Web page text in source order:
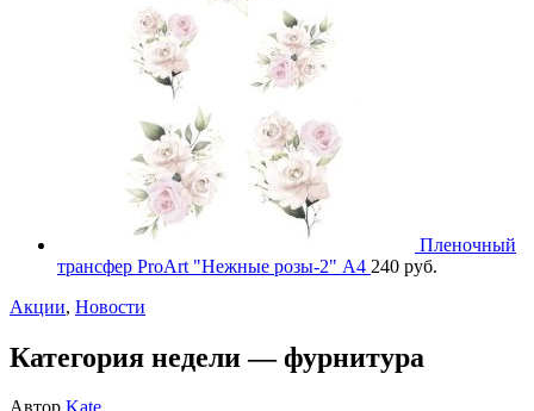
Пленочный
трансфер ProArt "Нежные розы-2" А4 240 руб.
Акции, Новости
Категория недели — фурнитура